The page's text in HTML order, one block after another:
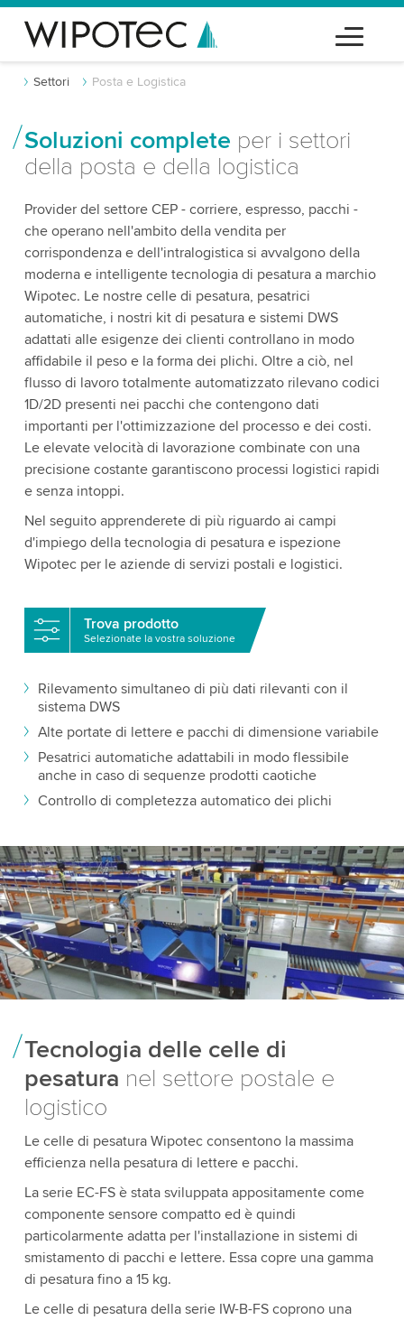
Settori Posta e Logistica
Soluzioni complete per i settori
della posta e della logistica
Provider del settore CEP - corriere, espresso, pacchi -
che operano nell'ambito della vendita per
corrispondenza e dell'intralogistica si avvalgono della
moderna e intelligente tecnologia di pesatura a marchio
Wipotec. Le nostre celle di pesatura, pesatrici
automatiche, i nostri kit di pesatura e sistemi DWS
adattati alle esigenze dei clienti controllano in modo
affidabile il peso e la forma dei plichi. Oltre a ciò, nel
flusso di lavoro totalmente automatizzato rilevano codici
1D/2D presenti nei pacchi che contengono dati
importanti per l'ottimizzazione del processo e dei costi.
Le elevate velocità di lavorazione combinate con una
precisione costante garantiscono processi logistici rapidi
e senza intoppi.
Nel seguito apprenderete di più riguardo ai campi
d'impiego della tecnologia di pesatura e ispezione
Wipotec per le aziende di servizi postali e logistici.
Trova prodotto
Selezionate la vostra soluzione
Rilevamento simultaneo di più dati rilevanti con il
sistema DWS
Alte portate di lettere e pacchi di dimensione variabile
Pesatrici automatiche adattabili in modo flessibile
anche in caso di sequenze prodotti caotiche
Controllo di completezza automatico dei plichi
Tecnologia delle celle di
pesatura nel settore postale e
logistico
Le celle di pesatura Wipotec consentono la massima
efficienza nella pesatura di lettere e pacchi.
La serie EC-FS è stata sviluppata appositamente come
componente sensore compatto ed è quindi
particolarmente adatta per l'installazione in sistemi di
smistamento di pacchi e lettere. Essa copre una gamma
di pesatura fino a 15 kg.
Le celle di pesatura della serie IW-B-FS coprono una